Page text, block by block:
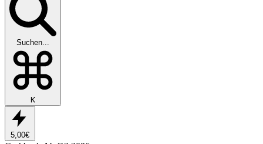
Suchen...
K
5,00€